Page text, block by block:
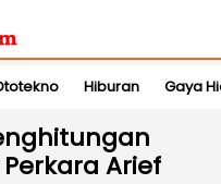
Hiburan Gaya
Arief